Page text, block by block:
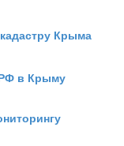
Крыма
в Крыму